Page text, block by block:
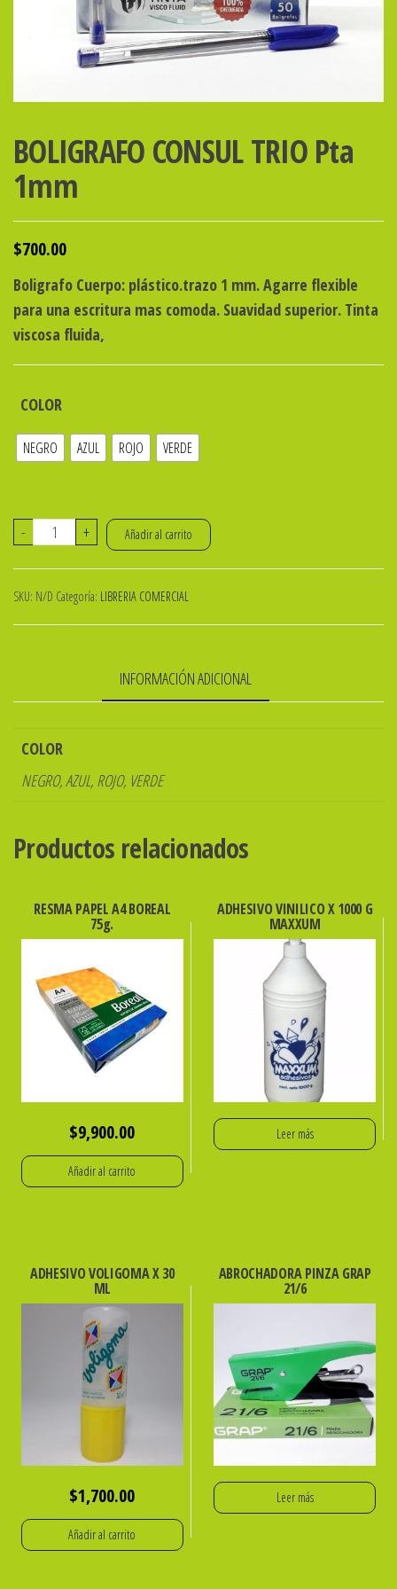
BOLIGRAFO CONSUL TRIO Pta
1mm
$700.00
Boligrafo Cuerpo: plástico.trazo 1 mm. Agarre flexible
para una escritura mas comoda. Suavidad superior. Tinta
viscosa fluida,
COLOR
NEGRO AZUL ROJO VERDE
-
BOLIGRAFO
Pta
1mm
+ Añadir al carrito
SKU: N/D Categoría: LIBRERIA COMERCIAL
INFORMACIÓN ADICIONAL
COLOR
NEGRO, AZUL, ROJO, VERDE
Productos relacionados
RESMA PAPEL A4 BOREAL
75g.
$9,900.00
Añadir al carrito
ADHESIVO VINILICO X 1000 G
MAXXUM
Leer más
ADHESIVO VOLIGOMA X 30
ML
$1,700.00
Añadir al carrito
ABROCHADORA PINZA GRAP
21/6
Leer más